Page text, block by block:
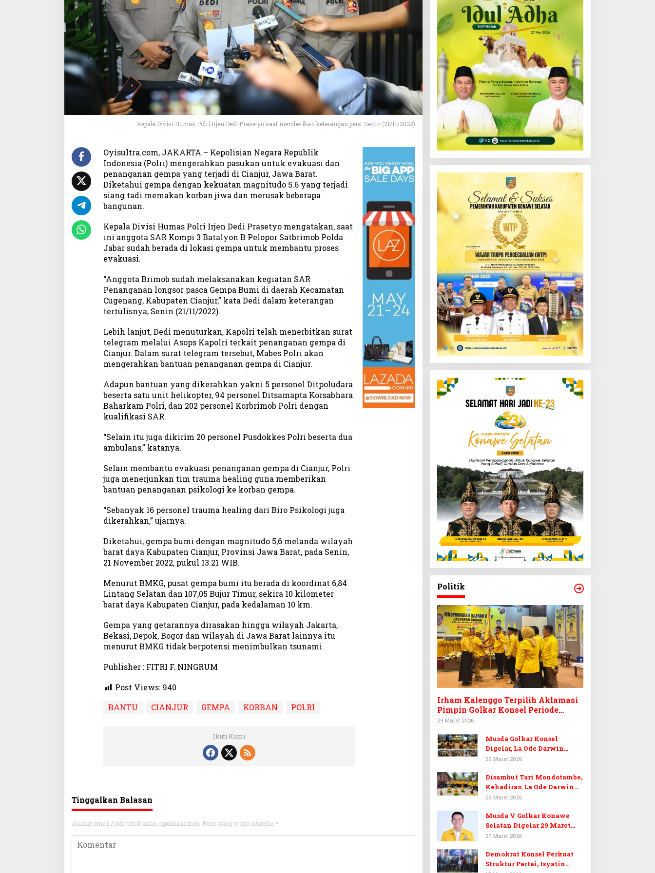
P
o
l
r
i
K
e
r
h
n
B
r
i
m
H
i
n
T
m
T
a
u
m
a
e
l
i
n
Kepala Divisi Humas Polri Irjen Dedi Prasetyo saat memberikan keterangan pers. Senin (21/11/2022)
Oyisultra.com, JAKARTA – Kepolisian Negara Republik
Indonesia (Polri) mengerahkan pasukan untuk evakuasi dan
penanganan gempa yang terjadi di Cianjur, Jawa Barat.
Diketahui gempa dengan kekuatan magnitudo 5.6 yang terjadi
siang tadi memakan korban jiwa dan merusak beberapa
bangunan.
Kepala Divisi Humas Polri Irjen Dedi Prasetyo mengatakan, saat
ini anggota SAR Kompi 3 Batalyon B Pelopor Satbrimob Polda
Jabar sudah berada di lokasi gempa untuk membantu proses
evakuasi.
“Anggota Brimob sudah melaksanakan kegiatan SAR
Penanganan longsor pasca Gempa Bumi di daerah Kecamatan
Cugenang, Kabupaten Cianjur,” kata Dedi dalam keterangan
tertulisnya, Senin (21/11/2022).
Lebih lanjut, Dedi menuturkan, Kapolri telah menerbitkan surat
telegram melalui Asops Kapolri terkait penanganan gempa di
Cianjur. Dalam surat telegram tersebut, Mabes Polri akan
mengerahkan bantuan penanganan gempa di Cianjur.
Adapun bantuan yang dikerahkan yakni 5 personel Ditpoludara
beserta satu unit helikopter, 94 personel Ditsamapta Korsabhara
Baharkam Polri, dan 202 personel Korbrimob Polri dengan
kualifikasi SAR.
“Selain itu juga dikirim 20 personel Pusdokkes Polri beserta dua
ambulans,” katanya.
Selain membantu evakuasi penanganan gempa di Cianjur, Polri
juga menerjunkan tim trauma healing guna memberikan
bantuan penanganan psikologi ke korban gempa.
“Sebanyak 16 personel trauma healing dari Biro Psikologi juga
dikerahkan,” ujarnya.
Diketahui, gempa bumi dengan magnitudo 5,6 melanda wilayah
barat daya Kabupaten Cianjur, Provinsi Jawa Barat, pada Senin,
21 November 2022, pukul 13.21 WIB.
Menurut BMKG, pusat gempa bumi itu berada di koordinat 6,84
Lintang Selatan dan 107,05 Bujur Timur, sekira 10 kilometer
barat daya Kabupaten Cianjur, pada kedalaman 10 km.
Gempa yang getarannya dirasakan hingga wilayah Jakarta,
Bekasi, Depok, Bogor dan wilayah di Jawa Barat lainnya itu
menurut BMKG tidak berpotensi menimbulkan tsunami.
Publisher : FITRI F. NINGRUM
Post Views: 940
BANTU
CIANJUR GEMPA KORBAN POLRI
Ikuti Kami
Tinggalkan Balasan
Alamat email Anda tidak akan dipublikasikan. Ruas yang wajib ditandai *
Politik
Irham Kalenggo Terpilih Aklamasi
Pimpin Golkar Konsel Periode
Ketiga
29 Maret 2026
Musda Golkar Konsel
Digelar, La Ode Darwin
Tekankan Soliditas Kader
Konawe Selatan
29 Maret 2026
Disambut Tari Mondotambe,
Kehadiran La Ode Darwin
Hangatkan Musda V Golkar
29 Maret 2026
Musda V Golkar Konawe
Selatan Digelar 29 Maret
2026, Dukungan Menguat
27 Maret 2026
Demokrat Konsel Perkuat
Struktur Partai, Isyatin